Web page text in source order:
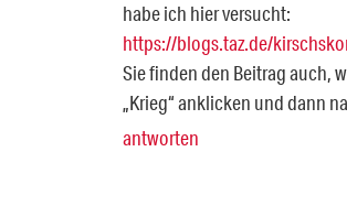
habe ich hier versucht:
https://blogs.taz.de/
Sie finden den Beitrag auch,
„Krieg“ anklicken und dann
antworten